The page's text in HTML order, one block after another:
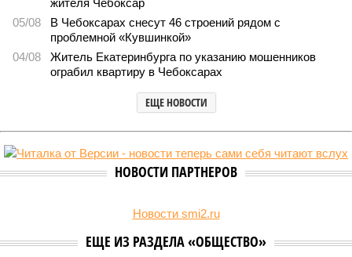
(фото: wikimedia commons/Ilsurikat)
В Чувашской Республике последовательно реализуются меры,
направленные на повышение статуса и институциональное
развитие национальной борьбы на поясах керешу.
дисциплины в качестве приоритетной, но также утвердили
ведомственных знаков отличия, закрепив